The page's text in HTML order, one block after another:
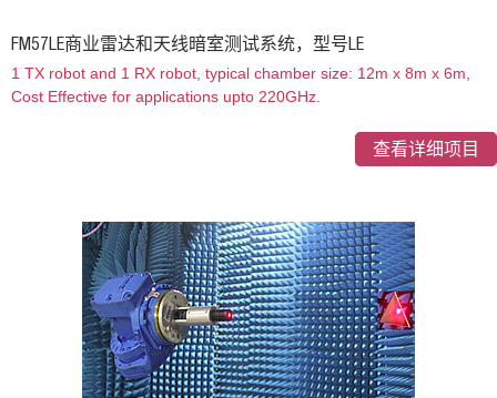
FM57LE商业雷达和天线暗室测试系统，型号LE
1 TX robot and 1 RX robot, typical chamber size: 12m x 8m x 6m,
Cost Effective for applications upto 220GHz.
查看详细项目